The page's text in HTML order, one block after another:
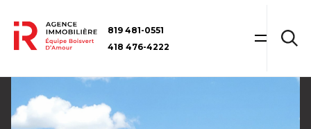
819 481-0551
418 476-4222